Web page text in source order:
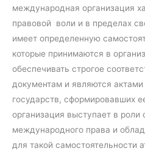
международная организация
правовой воли и в пределах
имеет определенную
которые принимаются в
обеспечивать строгое
документам и являются актами
государств, сформировавших
организация выступает в роли
международного права и
для такой самостоятельности